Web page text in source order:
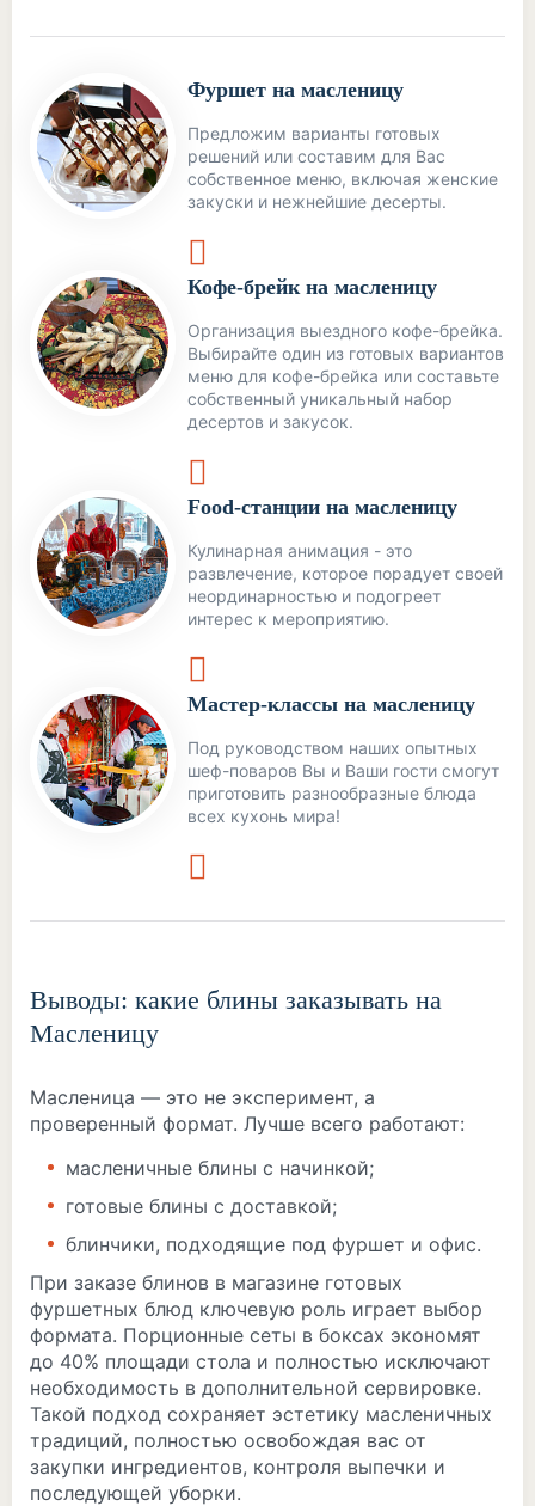
Фуршет на масленицу
Предложим варианты готовых
решений или составим для Вас
собственное меню, включая женские
закуски и нежнейшие десерты.
Кофе-брейк на масленицу
Организация выездного кофе-брейка.
Выбирайте один из готовых вариантов
меню для кофе-брейка или составьте
собственный уникальный набор
десертов и закусок.
Food-станции на масленицу
Кулинарная анимация - это
развлечение, которое порадует своей
неординарностью и подогреет
интерес к мероприятию.
Мастер-классы на масленицу
Под руководством наших опытных
шеф-поваров Вы и Ваши гости смогут
приготовить разнообразные блюда
всех кухонь мира!
Выводы: какие блины заказывать на
Масленицу
Масленица — это не эксперимент, а
проверенный формат. Лучше всего работают:
масленичные блины с начинкой;
готовые блины с доставкой;
блинчики, подходящие под фуршет и офис.
При заказе блинов в магазине готовых
фуршетных блюд ключевую роль играет выбор
формата. Порционные сеты в боксах экономят
до 40% площади стола и полностью исключают
необходимость в дополнительной сервировке.
Такой подход сохраняет эстетику масленичных
традиций, полностью освобождая вас от
закупки ингредиентов, контроля выпечки и
последующей уборки.